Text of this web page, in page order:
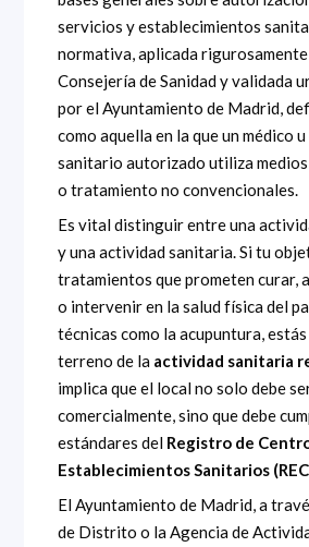
servicios y establecimientos
normativa, aplicada
Consejería de Sanidad y validada
por el Ayuntamiento de Madrid,
como aquella en la que un médico
sanitario autorizado utiliza
o tratamiento no convencionales.
Es vital distinguir entre una
y una actividad sanitaria. Si tu
tratamientos que prometen curar,
o intervenir en la salud física del
técnicas como la acupuntura,
terreno de la actividad sanitaria
implica que el local no solo debe
comercialmente, sino que debe
estándares del Registro de
Establecimientos Sanitarios
El Ayuntamiento de Madrid, a
de Distrito o la Agencia de